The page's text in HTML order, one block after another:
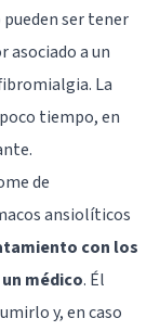
pueden ser tener
a un
La
tiempo, en
de
ansiolíticos
con los
médico. Él
y, en caso